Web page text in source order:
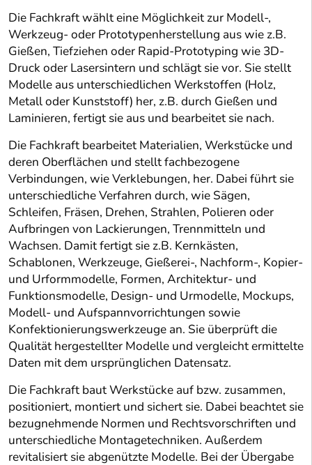
Die Fachkraft wählt eine Möglichkeit zur Modell-,
Werkzeug- oder Prototypenherstellung aus wie z.B.
Gießen, Tiefziehen oder Rapid-Prototyping wie 3D-
Druck oder Lasersintern und schlägt sie vor. Sie stellt
Modelle aus unterschiedlichen Werkstoffen (Holz,
Metall oder Kunststoff) her, z.B. durch Gießen und
Laminieren, fertigt sie aus und bearbeitet sie nach.
Die Fachkraft bearbeitet Materialien, Werkstücke und
deren Oberflächen und stellt fachbezogene
Verbindungen, wie Verklebungen, her. Dabei führt sie
unterschiedliche Verfahren durch, wie Sägen,
Schleifen, Fräsen, Drehen, Strahlen, Polieren oder
Aufbringen von Lackierungen, Trennmitteln und
Wachsen. Damit fertigt sie z.B. Kernkästen,
Schablonen, Werkzeuge, Gießerei-, Nachform-, Kopier-
und Urformmodelle, Formen, Architektur- und
Funktionsmodelle, Design- und Urmodelle, Mockups,
Modell- und Aufspannvorrichtungen sowie
Konfektionierungswerkzeuge an. Sie überprüft die
Qualität hergestellter Modelle und vergleicht ermittelte
Daten mit dem ursprünglichen Datensatz.
Die Fachkraft baut Werkstücke auf bzw. zusammen,
positioniert, montiert und sichert sie. Dabei beachtet sie
bezugnehmende Normen und Rechtsvorschriften und
unterschiedliche Montagetechniken. Außerdem
revitalisiert sie abgenützte Modelle. Bei der Übergabe